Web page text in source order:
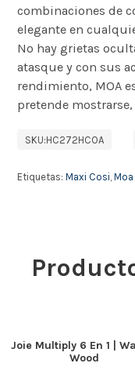
combinaciones de
elegante en
No hay grietas
atasque y con sus
rendimiento, MOA
pretende
SKU:HC272HCOA
Etiquetas:Maxi Cosi,Moa
Joie Multiply 6 En 1 |
Wood